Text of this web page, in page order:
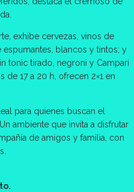
exhibe cervezas, vinos de
espumantes, blancos y tintos; y
tonic tirado, negroni y Campari
de 17 a 20 h, ofrecen 2×1 en
para quienes buscan el
ambiente que invita a disfrutar
de amigos y familia, con